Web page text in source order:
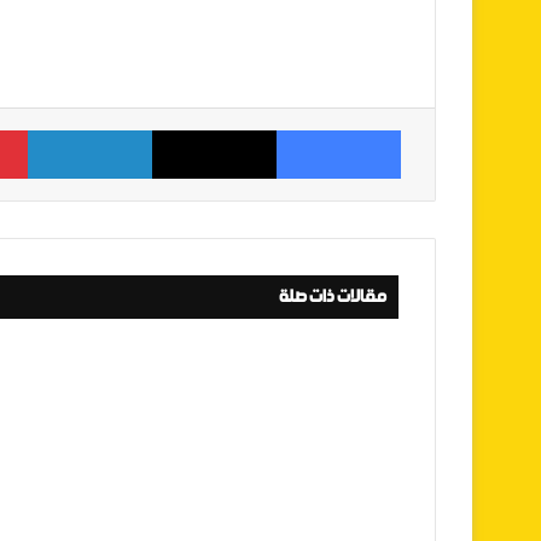
فيسبوك ‫X لينكدإن
مقالات ذات صلة